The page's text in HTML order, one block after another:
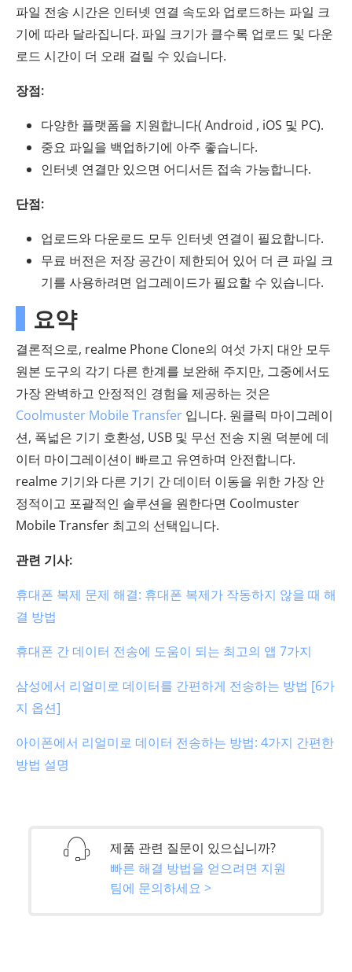
파일 전송 시간은 인터넷 연결 속도와 업로드하는 파일 크
기에 따라 달라집니다. 파일 크기가 클수록 업로드 및 다운
로드 시간이 더 오래 걸릴 수 있습니다.
장점:
다양한 플랫폼을 지원합니다( Android , iOS 및 PC).
중요 파일을 백업하기에 아주 좋습니다.
인터넷 연결만 있으면 어디서든 접속 가능합니다.
단점:
업로드와 다운로드 모두 인터넷 연결이 필요합니다.
무료 버전은 저장 공간이 제한되어 있어 더 큰 파일 크
기를 사용하려면 업그레이드가 필요할 수 있습니다.
요약
결론적으로, realme Phone Clone의 여섯 가지 대안 모두
원본 도구의 각기 다른 한계를 보완해 주지만, 그중에서도
가장 완벽하고 안정적인 경험을 제공하는 것은
Coolmuster Mobile Transfer 입니다. 원클릭 마이그레이
션, 폭넓은 기기 호환성, USB 및 무선 전송 지원 덕분에 데
이터 마이그레이션이 빠르고 유연하며 안전합니다.
realme 기기와 다른 기기 간 데이터 이동을 위한 가장 안
정적이고 포괄적인 솔루션을 원한다면 Coolmuster
Mobile Transfer 최고의 선택입니다.
관련 기사:
휴대폰 복제 문제 해결: 휴대폰 복제가 작동하지 않을 때 해
결 방법
휴대폰 간 데이터 전송에 도움이 되는 최고의 앱 7가지
삼성에서 리얼미로 데이터를 간편하게 전송하는 방법 [6가
지 옵션]
아이폰에서 리얼미로 데이터 전송하는 방법: 4가지 간편한
방법 설명
제품 관련 질문이 있으십니까?
빠른 해결 방법을 얻으려면 지원
팀에 문의하세요 >